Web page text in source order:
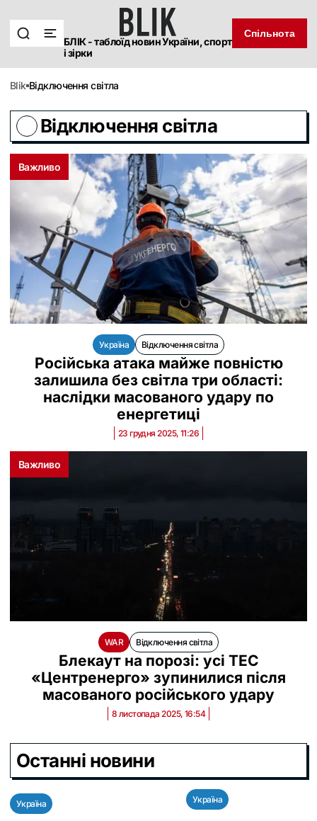
БЛІК - таблоїд новин України, спорт
і зірки
Спільнота
blik Відключення світла
Відключення світла
Важливо
Україна Відключення світла
Російська атака майже повністю
залишила без світла три області:
наслідки масованого удару по
енергетиці
23 грудня 2025, 11:26
Важливо
WAR Відключення світла
Блекаут на порозі: усі ТЕС
«Центренерго» зупинилися після
масованого російського удару
8 листопада 2025, 16:54
Останні новини
Україна Україна